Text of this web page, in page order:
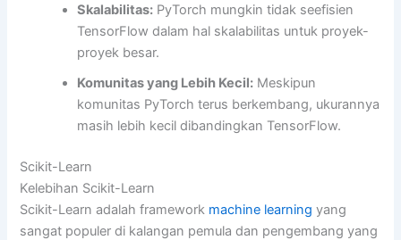
Skalabilitas: PyTorch mungkin tidak seefisien
TensorFlow dalam hal skalabilitas untuk proyek-
proyek besar.
Komunitas yang Lebih Kecil: Meskipun
komunitas PyTorch terus berkembang, ukurannya
masih lebih kecil dibandingkan TensorFlow.
Scikit-Learn
Kelebihan Scikit-Learn
Scikit-Learn adalah framework machine learning yang
sangat populer di kalangan pemula dan pengembang yang